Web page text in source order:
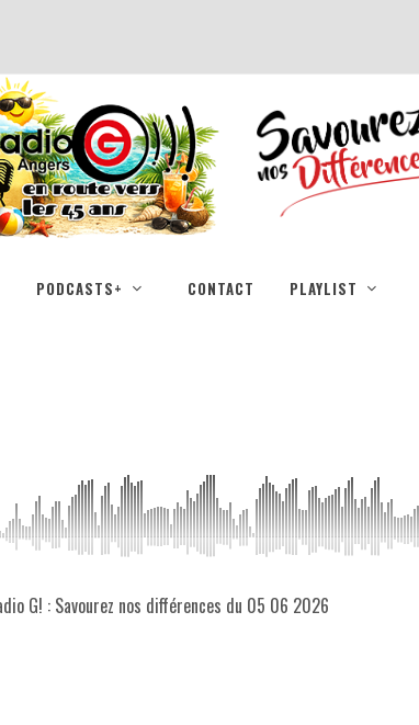
PODCASTS+ CONTACT PLAYLIST
G! : Savourez nos différences du 05 06 2026